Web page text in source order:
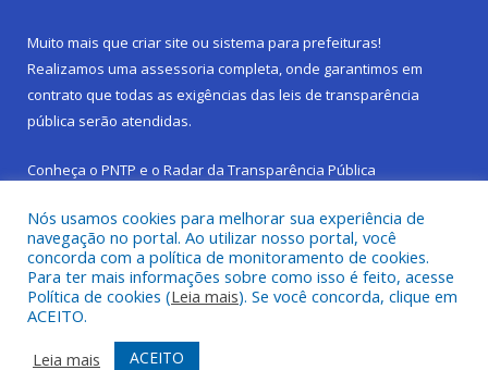
Muito mais que criar site ou sistema para prefeituras!
Realizamos uma assessoria completa, onde garantimos em
contrato que todas as exigências das leis de transparência
pública serão atendidas.
Conheça o PNTP e o Radar da Transparência Pública
Todos os direitos reservados a Prefeitura Municipal de São
Sebastião da Boa Vista.
Frequência Online
Mapa do Site
Nós usamos cookies para melhorar sua experiência de
navegação no portal. Ao utilizar nosso portal, você
concorda com a política de monitoramento de cookies.
Para ter mais informações sobre como isso é feito, acesse
Política de cookies (Leia mais). Se você concorda, clique em
ACEITO.
Leia mais
ACEITO